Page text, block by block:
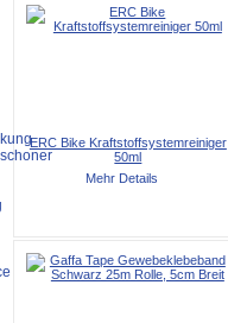
ERC Bike Kraftstoffsystemreiniger
50ml
Mehr Details